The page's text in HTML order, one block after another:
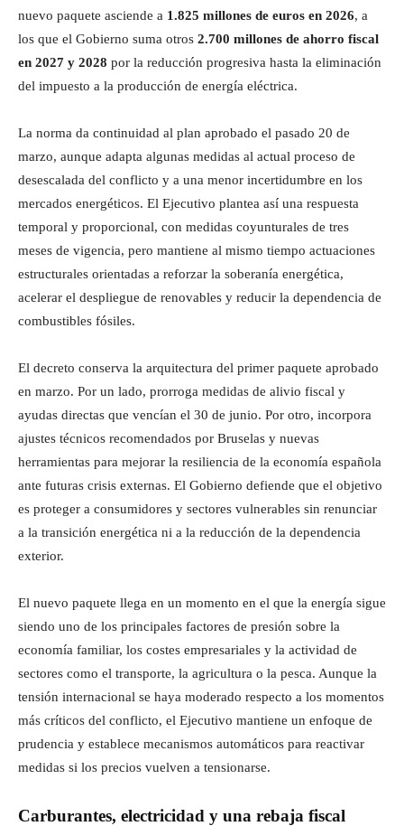
nuevo paquete asciende a 1.825 millones de euros en 2026, a
los que el Gobierno suma otros 2.700 millones de ahorro fiscal
en 2027 y 2028 por la reducción progresiva hasta la eliminación
del impuesto a la producción de energía eléctrica.
La norma da continuidad al plan aprobado el pasado 20 de
marzo, aunque adapta algunas medidas al actual proceso de
desescalada del conflicto y a una menor incertidumbre en los
mercados energéticos. El Ejecutivo plantea así una respuesta
temporal y proporcional, con medidas coyunturales de tres
meses de vigencia, pero mantiene al mismo tiempo actuaciones
estructurales orientadas a reforzar la soberanía energética,
acelerar el despliegue de renovables y reducir la dependencia de
combustibles fósiles.
El decreto conserva la arquitectura del primer paquete aprobado
en marzo. Por un lado, prorroga medidas de alivio fiscal y
ayudas directas que vencían el 30 de junio. Por otro, incorpora
ajustes técnicos recomendados por Bruselas y nuevas
herramientas para mejorar la resiliencia de la economía española
ante futuras crisis externas. El Gobierno defiende que el objetivo
es proteger a consumidores y sectores vulnerables sin renunciar
a la transición energética ni a la reducción de la dependencia
exterior.
El nuevo paquete llega en un momento en el que la energía sigue
siendo uno de los principales factores de presión sobre la
economía familiar, los costes empresariales y la actividad de
sectores como el transporte, la agricultura o la pesca. Aunque la
tensión internacional se haya moderado respecto a los momentos
más críticos del conflicto, el Ejecutivo mantiene un enfoque de
prudencia y establece mecanismos automáticos para reactivar
medidas si los precios vuelven a tensionarse.
Carburantes, electricidad y una rebaja fiscal